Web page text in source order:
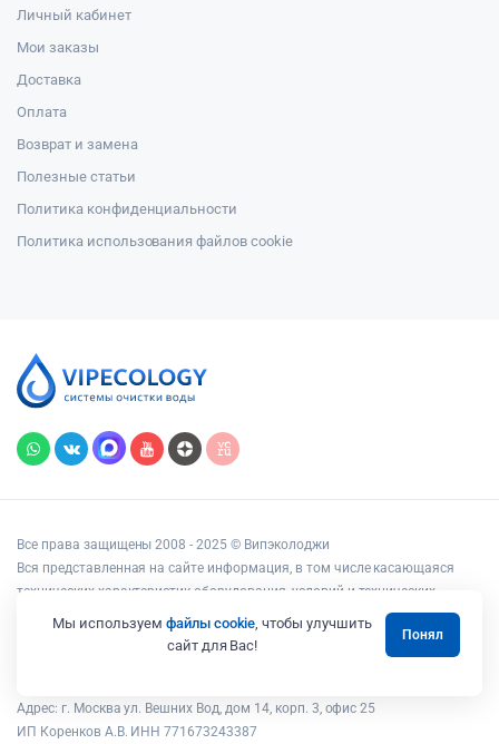
Личный кабинет
Мои заказы
Доставка
Оплата
Возврат и замена
Полезные статьи
Политика конфиденциальности
Политика использования файлов cookie
Все права защищены 2008 - 2025 © Випэколоджи
Вся представленная на сайте информация, в том числе касающаяся
технических характеристик оборудования, условий и технических
возможностей подключения, наличия на складе, стоимости товаров и
услуг, носит информационный характер и ни при каких условиях не
является публичной офертой, определяемой положениями статьи 437
Адрес: г. Москва ул. Вешних Вод, дом 14, корп. 3, офис 25
ИП Коренков А.В. ИНН 771673243387
Мы используем файлы cookie, чтобы улучшить
сайт для Вас!
Понял